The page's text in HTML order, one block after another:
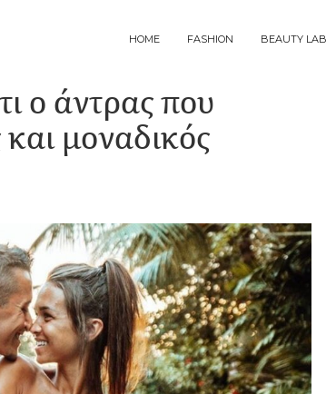
MAIN
HOME FASHION BEAUTY LAB
ο άντρας που
μοναδικός